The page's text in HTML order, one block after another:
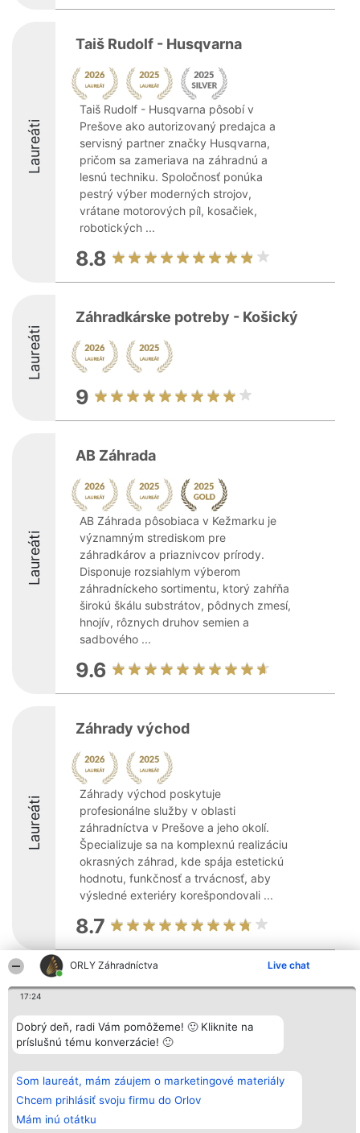
ORLY Záhradníctva Live chat
17:24
Dobrý deň, radi Vám pomôžeme! 🙂 Kliknite na
príslušnú tému konverzácie! 🙂
Som laureát, mám záujem o marketingové materiály
Chcem prihlásiť svoju firmu do Orlov
Mám inú otátku
Laureáti
Taiš Rudolf - Husqvarna
Taiš Rudolf - Husqvarna pôsobí v
Prešove ako autorizovaný predajca a
servisný partner značky Husqvarna,
pričom sa zameriava na záhradnú a
lesnú techniku. Spoločnosť ponúka
pestrý výber moderných strojov,
vrátane motorových píl, kosačiek,
robotických ...
8.8
Laureáti
Záhradkárske potreby - Košický
9
Laureáti
AB Záhrada
AB Záhrada pôsobiaca v Kežmarku je
významným strediskom pre
záhradkárov a priaznivcov prírody.
Disponuje rozsiahlym výberom
záhradníckeho sortimentu, ktorý zahŕňa
širokú škálu substrátov, pôdnych zmesí,
hnojív, rôznych druhov semien a
sadbového ...
9.6
Laureáti
Záhrady východ
Záhrady východ poskytuje
profesionálne služby v oblasti
záhradníctva v Prešove a jeho okolí.
Špecializuje sa na komplexnú realizáciu
okrasných záhrad, kde spája estetickú
hodnotu, funkčnosť a trvácnosť, aby
výsledné exteriéry korešpondovali ...
8.7
Bright Side Solutions sp. z o.
ul. Ruska 22
Wrocław 50-079
KRS 0000749100 | Regon
381313360 | NIP 8943132676
wszystkich
Laureatów
Podmienky
Obchodné
Zásady
osobných